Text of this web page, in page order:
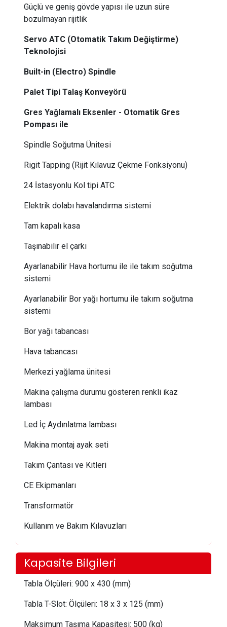
Güçlü ve geniş gövde yapısı ile uzun süre
bozulmayan rijitlik
Servo ATC (Otomatik Takım Değiştirme)
Teknolojisi
Built-in (Electro) Spindle
Palet Tipi Talaş Konveyörü
Gres Yağlamalı Eksenler - Otomatik Gres
Pompası ile
Spindle Soğutma Ünitesi
Rigit Tapping (Rijit Kılavuz Çekme Fonksiyonu)
24 İstasyonlu Kol tipi ATC ​
Elektrik dolabı havalandırma sistemi
Tam kapalı kasa
Taşınabilir el çarkı
Ayarlanabilir Hava hortumu ile ile takım soğutma
sistemi
Ayarlanabilir Bor yağı hortumu ile takım soğutma
sistemi
Bor yağı tabancası
Hava tabancası
Merkezi yağlama ünitesi
Makina çalışma durumu gösteren renkli ikaz
lambası
Led İç Aydınlatma lambası
Makina montaj ayak seti
Takım Çantası ve Kitleri
CE Ekipmanları
Transformatör
Kullanım ve Bakım Kılavuzları
Kapasite Bilgileri
Tabla Ölçüleri: 900 x 430 (mm)
Tabla T-Slot: Ölçüleri: 18 x 3 x 125 (mm)
Maksimum Taşıma Kapasitesi: 500 (kg)